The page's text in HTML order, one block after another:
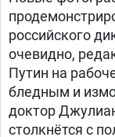
российского
очевидно,
Путин на
бледным и
доктор
столкнётся с